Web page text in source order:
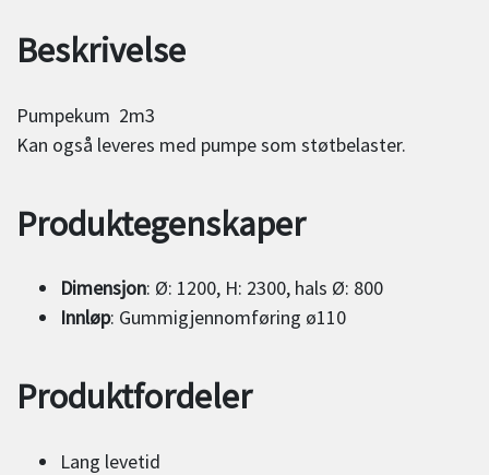
Beskrivelse
Pumpekum 2m3
Kan også leveres med pumpe som støtbelaster.
Produktegenskaper
Dimensjon: Ø: 1200, H: 2300, hals Ø: 800
Innløp: Gummigjennomføring ø110
Produktfordeler
Lang levetid